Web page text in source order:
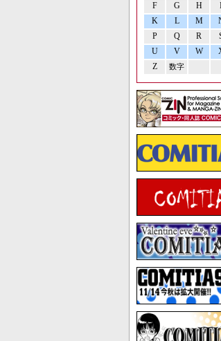
F
G H
K
L M
P
Q R
U
V W
Z
数字